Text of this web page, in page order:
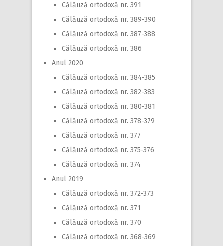
Călăuză ortodoxă nr. 391
Călăuză ortodoxă nr. 389-390
Călăuză ortodoxă nr. 387-388
Călăuză ortodoxă nr. 386
Anul 2020
Călăuză ortodoxă nr. 384-385
Călăuză ortodoxă nr. 382-383
Călăuză ortodoxă nr. 380-381
Călăuză ortodoxă nr. 378-379
Călăuză ortodoxă nr. 377
Călăuză ortodoxă nr. 375-376
Călăuză ortodoxă nr. 374
Anul 2019
Călăuză ortodoxă nr. 372-373
Călăuză ortodoxă nr. 371
Călăuză ortodoxă nr. 370
Călăuză ortodoxă nr. 368-369